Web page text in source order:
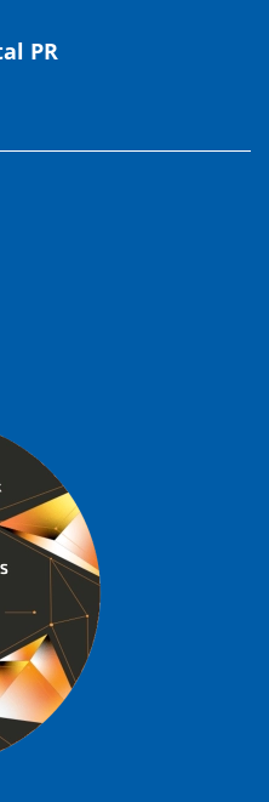
PR